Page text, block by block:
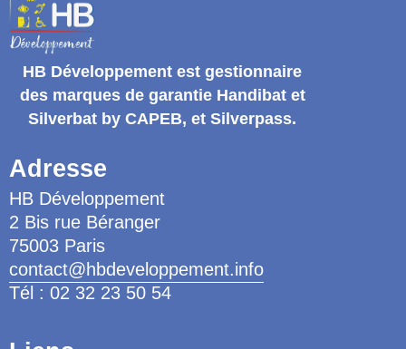
HB Développement est gestionnaire
des marques de garantie Handibat et
Silverbat by CAPEB, et Silverpass.
Adresse
HB Développement
2 Bis rue Béranger
75003 Paris
contact@hbdeveloppement.info
Tél : 02 32 23 50 54